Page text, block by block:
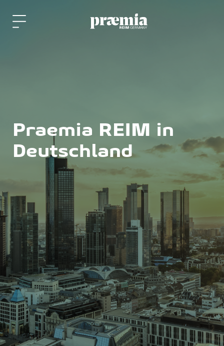
Praemia REIM in
Deutschland